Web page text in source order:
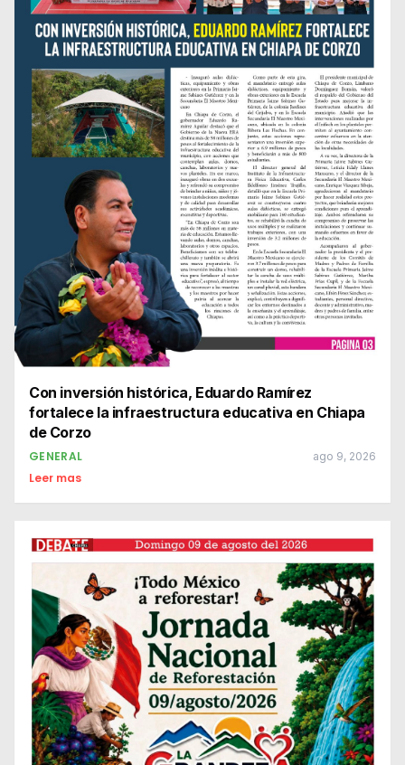
Con inversión histórica, Eduardo Ramírez
fortalece la infraestructura educativa en Chiapa
de Corzo
GENERAL ago 9, 2026
Leer mas